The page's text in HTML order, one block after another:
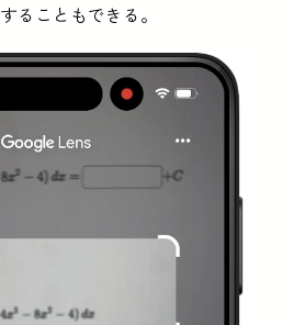
ることもできる。